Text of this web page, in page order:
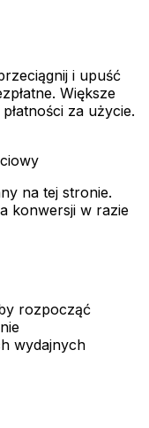
i upuść
Większe
za użycie.
na tej stronie.
konwersji w razie
rozpocząć
wydajnych